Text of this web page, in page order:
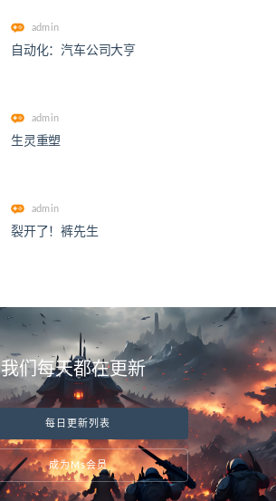
admin
自动化：汽车公司大亨
admin
生灵重塑
admin
裂开了！裤先生
我们每天都在更新
每日更新列表
成为Ms会员